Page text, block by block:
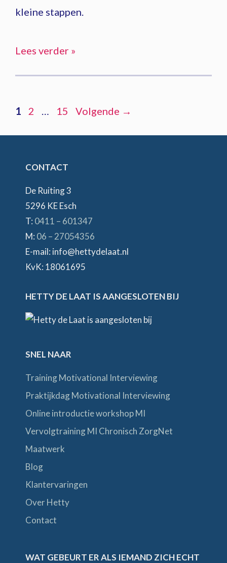
kleine stappen.
Lees verder »
Pagina
1 Pagina
2 … Pagina
15 Volgende →
CONTACT
De Ruiting 3
5296 KE Esch
T: 0411 – 601347
M: 06 – 27054356
E-mail: info@hettydelaat.nl
KvK: 18061695
HETTY DE LAAT IS AANGESLOTEN BIJ
SNEL NAAR
Training Motivational Interviewing
Praktijkdag Motivational Interviewing
Online introductie workshop MI
Vervolgtraining MI Chronisch ZorgNet
Maatwerk
Blog
Klantervaringen
Over Hetty
Contact
WAT GEBEURT ER ALS IEMAND ZICH ECHT